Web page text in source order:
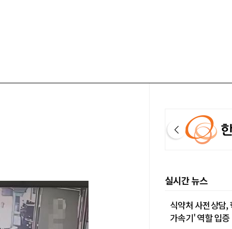
실시간 뉴스
식약처 사전상담,
가속기' 역할 입증